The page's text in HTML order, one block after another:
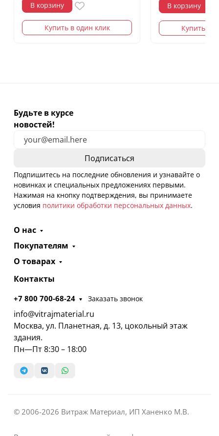
В корзину
Купить в один клик
В корзину
Купить в
Будьте в курсе
новостей!
Подпишитесь на последние обновления и узнавайте о
новинках и специальных предложениях первыми.
Нажимая на кнопку подтверждения, вы принимаете
условия политики обработки персональных данных.
О нас
Покупателям
О товарах
Контакты
+7 800 700-68-24 Заказать звонок
info@vitrajmaterial.ru
Москва, ул. Планетная, д. 13, цокольный этаж
здания.
Пн—Пт 8:30 – 18:00
© 2006-2026 Витраж Материал, ИП Ханенко М.В.